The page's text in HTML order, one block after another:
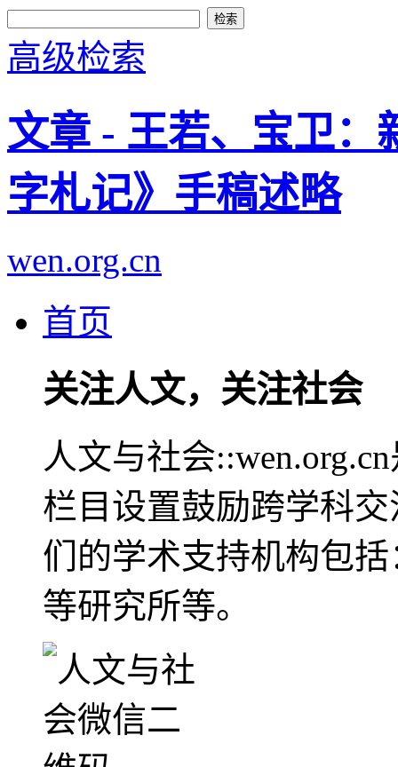
高级检索
文章 - 王若、宝卫：
字札记》手稿述略
wen.org.cn
首页
关注人文，关注社会
人文与社会
栏目设置鼓励跨学科
们的学术支持机构包
等研究所等。